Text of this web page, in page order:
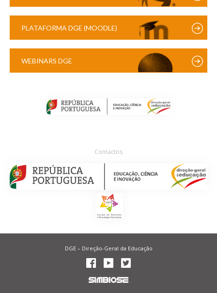
PLATAFORMA DGE (MOODLE)
WEBINARS DGE
Contactos
DGE – Direção-Geral da Educação